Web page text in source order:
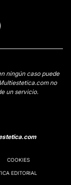
ningún caso puede
no
un servicio.
COOKIES
EDITORIAL